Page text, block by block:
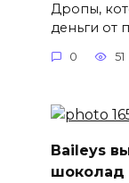
Дропы,
деньги от
0 51
Baileys
шоколад